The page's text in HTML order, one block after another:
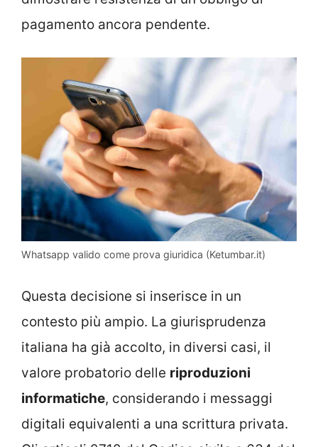
pagamento ancora pendente.
Whatsapp valido come prova giuridica (Ketumbar.it)
Questa decisione si inserisce in un
contesto più ampio. La giurisprudenza
italiana ha già accolto, in diversi casi, il
valore probatorio delle riproduzioni
informatiche, considerando i messaggi
digitali equivalenti a una scrittura privata.